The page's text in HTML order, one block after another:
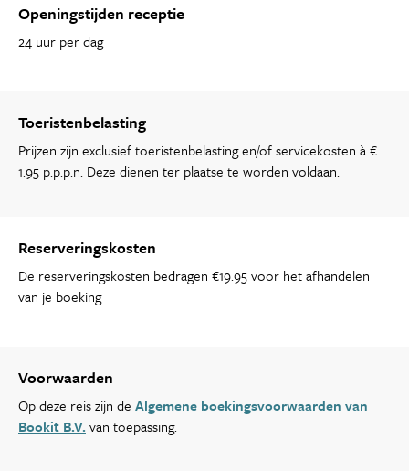
Openingstijden receptie
24 uur per dag
Toeristenbelasting
Prijzen zijn exclusief toeristenbelasting en/of servicekosten à €
1.95 p.p.p.n. Deze dienen ter plaatse te worden voldaan.
Reserveringskosten
De reserveringskosten bedragen €19.95 voor het afhandelen
van je boeking
Voorwaarden
Op deze reis zijn de Algemene boekingsvoorwaarden van
Bookit B.V. van toepassing.